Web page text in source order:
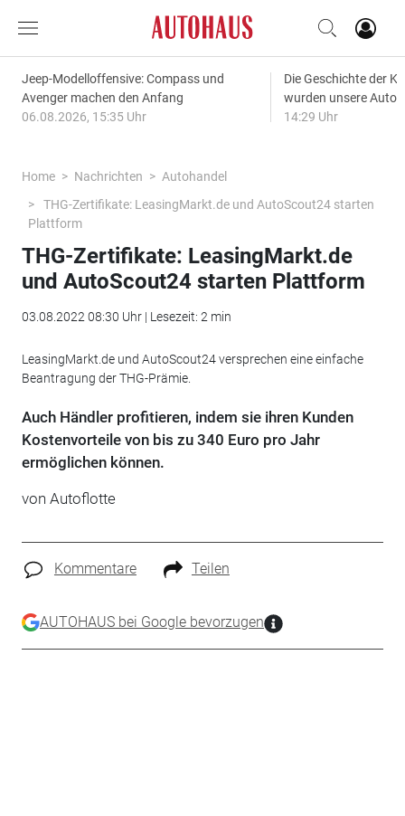
Jeep-Modelloffensive: Compass und
Avenger machen den Anfang
06.08.2026, 15:35 Uhr
Die Geschichte der
wurden unsere
14:29 Uhr
Home Nachrichten
Autohandel
THG-Zertifikate: LeasingMarkt.de und AutoScout24 starten
Plattform
THG-Zertifikate: LeasingMarkt.de
und AutoScout24 starten Plattform
03.08.2022 08:30 Uhr | Lesezeit: 2 min
LeasingMarkt.de und AutoScout24 versprechen eine einfache
Beantragung der THG-Prämie.
Auch Händler profitieren, indem sie ihren Kunden
Kostenvorteile von bis zu 340 Euro pro Jahr
ermöglichen können.
von Autoflotte
Kommentare Teilen
AUTOHAUS bei Google bevorzugen